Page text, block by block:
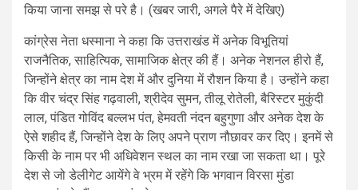
किया जाना समझ से परे है। (खबर जारी, अगले पैरे में देखिए)
कांग्रेस नेता धस्माना ने कहा कि उत्तराखंड में अनेक विभूतियां
राजनैतिक, साहित्यिक, सामाजिक क्षेत्र की हैं। अनेक नेशनल हीरो हैं,
जिन्होंने क्षेत्र का नाम देश में और दुनिया में रौशन किया है। उन्होंने कहा
कि वीर चंद्र सिंह गढ़वाली, श्रीदेव सुमन, तीलू रोतेली, बैरिस्टर मुकुंदी
लाल, पंडित गोविंद बल्लभ पंत, हेमवती नंदन बहुगुणा और अनेक देश के
ऐसे शहीद हैं, जिन्होंने देश के लिए अपने प्राण नौछावर कर दिए। इनमें से
किसी के नाम पर भी अधिवेशन स्थल का नाम रखा जा सकता था। पूरे
देश से जो डेलीगेट आयेंगे वे भ्रम में रहेंगे कि भगवान विरसा मुंडा